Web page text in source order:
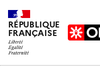
RÉPUBLIQUE
FRANÇAISE